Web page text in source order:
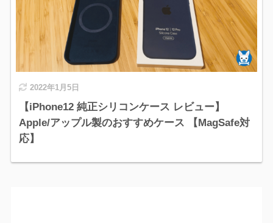
2022年1月5日
【iPhone12 純正シリコンケース レビュー】
Apple/アップル製のおすすめケース 【MagSafe対
応】